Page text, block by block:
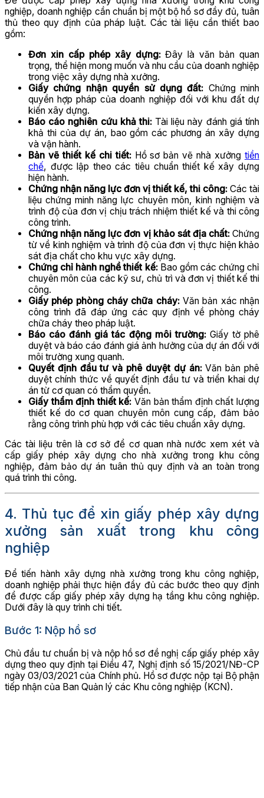
nghiệp, doanh nghiệp cần chuẩn bị một bộ hồ sơ đầy đủ, tuân
thủ theo quy định của pháp luật. Các tài liệu cần thiết bao
gồm:
Đơn xin cấp phép xây dựng:Đây là văn bản quan
trọng, thể hiện mong muốn và nhu cầu của doanh nghiệp
trong việc xây dựng nhà xưởng.
Giấy chứng nhận quyền sử dụng đất: Chứng minh
quyền hợp pháp của doanh nghiệp đối với khu đất dự
kiến xây dựng.
Báo cáo nghiên cứu khả thi:Tài liệu này đánh giá tính
khả thi của dự án, bao gồm các phương án xây dựng
và vận hành.
Bản vẽ thiết kế chi tiết:Hồ sơ bản vẽ nhà xưởngtiền
chế, được lập theo các tiêu chuẩn thiết kế xây dựng
hiện hành.
Chứng nhận năng lực đơn vị thiết kế, thi công: Các tài
liệu chứng minh năng lực chuyên môn, kinh nghiệm và
trình độ của đơn vị chịu trách nhiệm thiết kế và thi công
công trình.
Chứng nhận năng lực đơn vị khảo sát địa chất:Chứng
từ về kinh nghiệm và trình độ của đơn vị thực hiện khảo
sát địa chất cho khu vực xây dựng.
Chứng chỉ hành nghề thiết kế:Bao gồm các chứng chỉ
chuyên môn của các kỹ sư, chủ trì và đơn vị thiết kế thi
công.
Giấy phép phòng cháy chữa cháy:Văn bản xác nhận
công trình đã đáp ứng các quy định về phòng cháy
chữa cháy theo pháp luật.
Báo cáo đánh giá tác động môi trường:Giấy tờ phê
duyệt và báo cáo đánh giá ảnh hưởng của dự án đối với
môi trường xung quanh.
Quyết định đầu tư và phê duyệt dự án:Văn bản phê
duyệt chính thức về quyết định đầu tư và triển khai dự
án từ cơ quan có thẩm quyền.
Giấy thẩm định thiết kế: Văn bản thẩm định chất lượng
thiết kế do cơ quan chuyên môn cung cấp, đảm bảo
rằng công trình phù hợp với các tiêu chuẩn xây dựng.
Các tài liệu trên là cơ sở để cơ quan nhà nước xem xét và
cấp giấy phép xây dựng cho nhà xưởng trong khu công
nghiệp, đảm bảo dự án tuân thủ quy định và an toàn trong
quá trình thi công.
4. Thủ tục để xin giấy phép xây dựng
xưởng sản xuất trong khu công
nghiệp
Để tiến hành xây dựng nhà xưởng trong khu công nghiệp,
doanh nghiệp phải thực hiện đầy đủ các bước theo quy định
để được cấp giấy phép xây dựng hạ tầng khu công nghiệp.
Dưới đây là quy trình chi tiết.
Bước 1: Nộp hồ sơ
Chủ đầu tư chuẩn bị và nộp hồ sơ đề nghị cấp giấy phép xây
dựng theo quy định tại Điều 47, Nghị định số 15/2021/NĐ-CP
ngày 03/03/2021 của Chính phủ. Hồ sơ được nộp tại Bộ phận
tiếp nhận của Ban Quản lý các Khu công nghiệp (KCN).